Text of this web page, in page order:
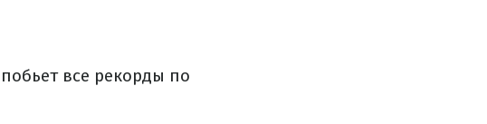
все рекорды по